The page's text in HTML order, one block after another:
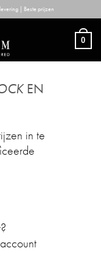
| Beste prijzen
0
EN
in te